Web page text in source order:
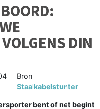
DIN
Bron:
Staalkabelstunter
bent of net begint